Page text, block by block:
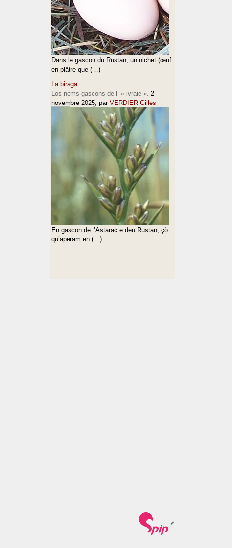
Dans le gascon du Rustan, un nichet (œuf
en plâtre que (…)
La biraga.
Los noms gascons de l’ « ivraie ». 2
novembre 2025, par VERDIER Gilles
En gascon de l’Astarac e deu Rustan, çò
qu’aperam en (…)